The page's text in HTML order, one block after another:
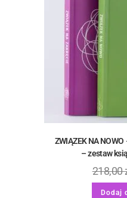
ZWIĄZEK NA
– zestaw
218,00
Dodaj